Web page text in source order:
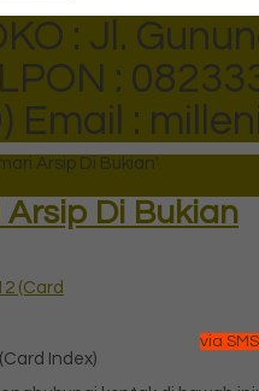
: Jl.
:
Email :
Arsip Di Bukian'
Di Bukian
via SMS
Index)